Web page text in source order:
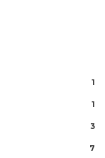
1
1
3
7